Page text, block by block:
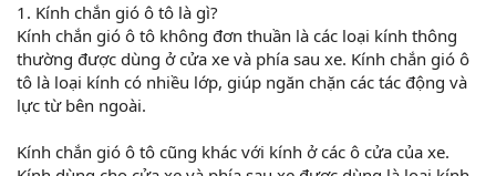
1. Kính chắn gió ô tô là gì?
Kính chắn gió ô tô không đơn thuần là các loại kính thông
thường được dùng ở cửa xe và phía sau xe. Kính chắn gió ô
tô là loại kính có nhiều lớp, giúp ngăn chặn các tác động và
lực từ bên ngoài.
Kính chắn gió ô tô cũng khác với kính ở các ô cửa của xe.